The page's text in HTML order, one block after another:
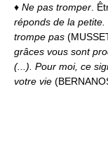
♦ Ne pas tromper .
réponds de la
trompe pas
grâces vous sont
(...). Pour moi, ce
votre vie